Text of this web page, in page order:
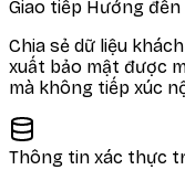
Giao tiếp Hướng
Chia sẻ dữ liệu
xuất bảo mật được
mà không tiếp xúc
Thông tin xác thực